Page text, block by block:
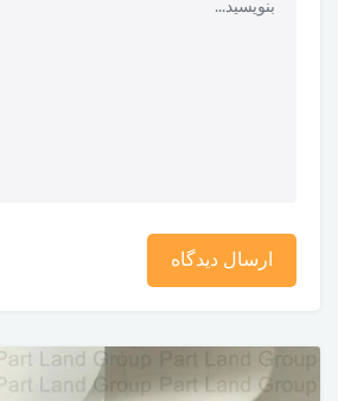
ارسال دیدگاه